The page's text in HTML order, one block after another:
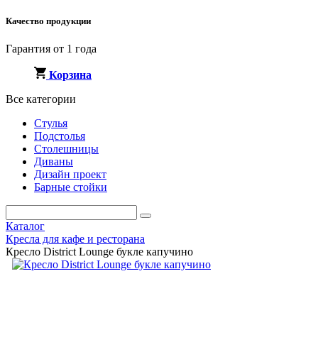
Качество продукции
Гарантия от 1 года
Корзина
Все категории
Стулья
Подстолья
Столешницы
Диваны
Дизайн проект
Барные стойки
Каталог
Кресла для кафе и ресторана
Кресло District Lounge букле капучино